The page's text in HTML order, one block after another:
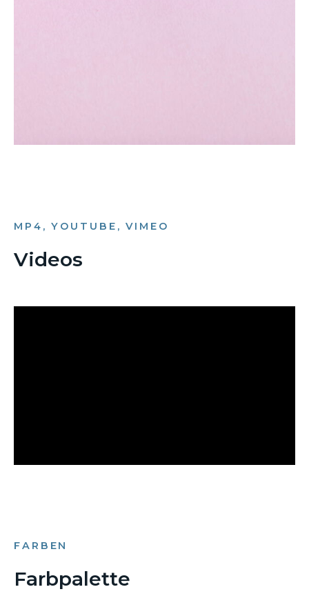
MP4, YOUTUBE, VIMEO
Videos
FARBEN
Farbpalette